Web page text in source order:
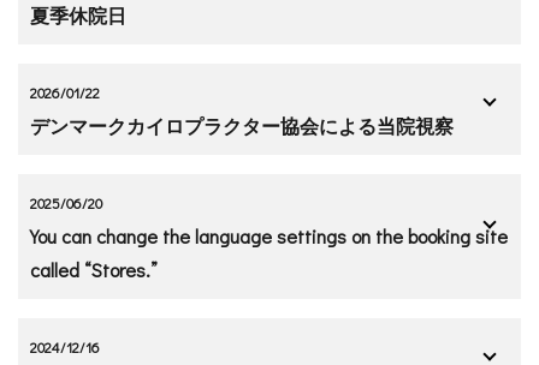
夏季休院日
2026/01/22
デンマークカイロプラクター協会による当院視察
2025/06/20
You can change the language settings on the booking site
called “Stores.”
2024/12/16